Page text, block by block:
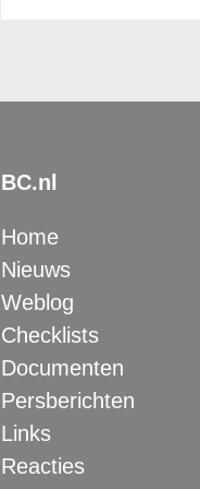
BC.nl
Home
Nieuws
Weblog
Checklists
Documenten
Persberichten
Links
Reacties